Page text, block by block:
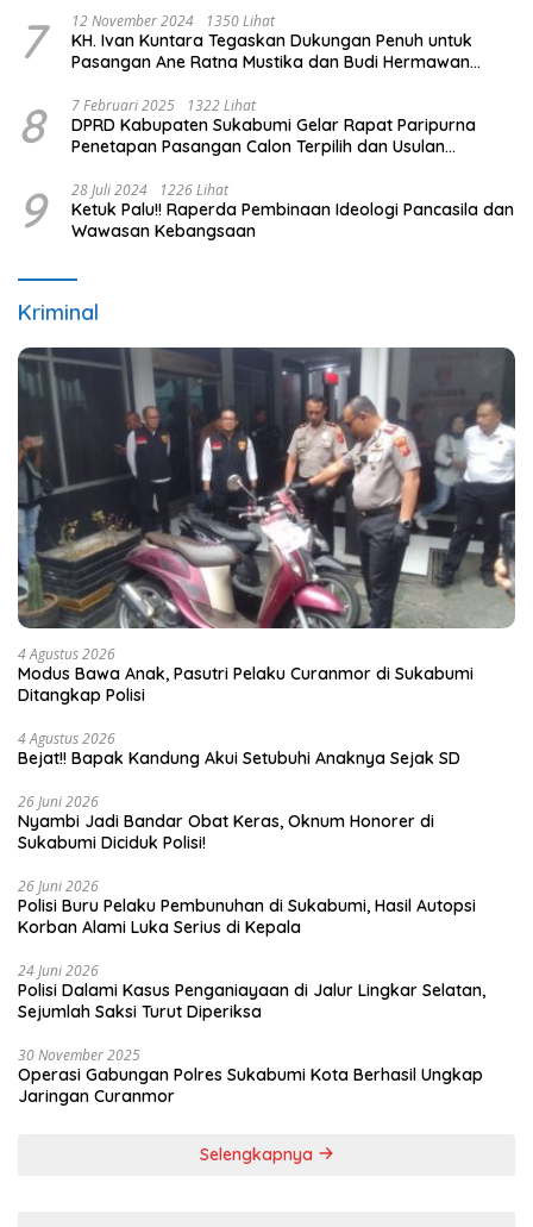
7 12 November 2024 1350 Lihat
KH. Ivan Kuntara Tegaskan Dukungan Penuh untuk
Pasangan Ane Ratna Mustika dan Budi Hermawan
8 7 Februari 2025 1322 Lihat
DPRD Kabupaten Sukabumi Gelar Rapat Paripurna
Penetapan Pasangan Calon Terpilih dan Usulan
9 28 Juli 2024 1226 Lihat
Ketuk Palu!! Raperda Pembinaan Ideologi Pancasila dan
Wawasan Kebangsaan
Kriminal
4 Agustus 2026
Modus Bawa Anak, Pasutri Pelaku Curanmor di Sukabumi
Ditangkap Polisi
4 Agustus 2026
Bejat!! Bapak Kandung Akui Setubuhi Anaknya Sejak SD
26 Juni 2026
Nyambi Jadi Bandar Obat Keras, Oknum Honorer di
Sukabumi Diciduk Polisi!
26 Juni 2026
Polisi Buru Pelaku Pembunuhan di Sukabumi, Hasil Autopsi
Korban Alami Luka Serius di Kepala
24 Juni 2026
Polisi Dalami Kasus Penganiayaan di Jalur Lingkar Selatan,
Sejumlah Saksi Turut Diperiksa
30 November 2025
Operasi Gabungan Polres Sukabumi Kota Berhasil Ungkap
Jaringan Curanmor
Selengkapnya